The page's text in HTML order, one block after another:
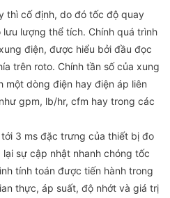
thì cố định, do đó tốc độ quay
lượng thể tích. Chính quá trình
điện, được hiểu bởi đầu đọc
trên roto. Chính tần số của xung
một dòng điện hay điện áp liên
gpm, lb/hr, cfm hay trong các
3 ms đặc trưng của thiết bị đo
sự cập nhật nhanh chóng tốc
tính toán được tiến hành trong
thực, áp suất, độ nhớt và giá trị